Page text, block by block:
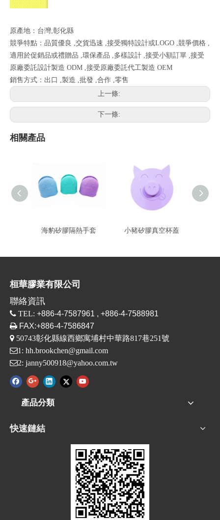
原產地：台灣,彰化縣
競爭特點：品質優良 ,交貨迅速 ,接受獨特設計或LOGO ,競爭價格 ,
適用於促銷品或禮贈品 ,環保產品 ,多樣設計 ,接受小額訂單 ,接受
原廠委託設計製造 ODM ,接受原廠委託代工製造 OEM
銷售方式：出口 ,製造 ,批發 ,合作 ,零售
上一條:
下一條:
相關產品
海豹矽膠隔熱手套 小豬矽膠真空杯蓋
桓華膠業有限公司
聯絡資訊
 TEL: +886-4-7587961 , +886-4-7588981
 FAX:+886-4-7586847
 50743彰化縣線西鄉寓埔村中華路817巷251號
1: hh.brookchen@gmail.com
2: janny500918@yahoo.com.tw
產品分類
快速鏈結